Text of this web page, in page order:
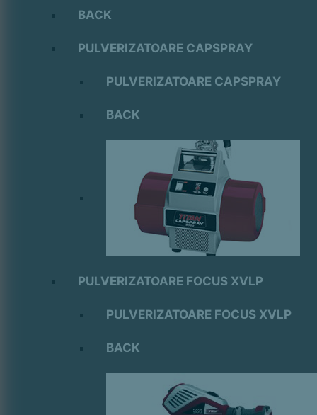
BACK
PULVERIZATOARE CAPSPRAY
PULVERIZATOARE CAPSPRAY
BACK
PULVERIZATOARE FOCUS XVLP
PULVERIZATOARE FOCUS XVLP
BACK